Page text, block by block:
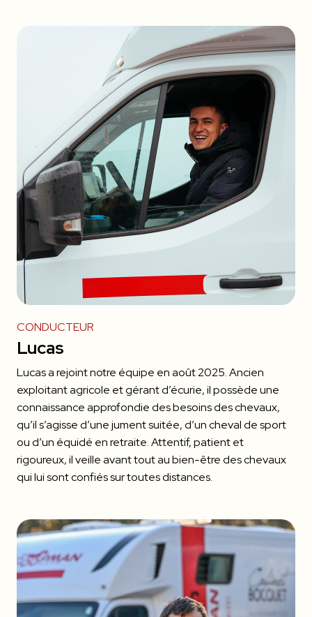
CONDUCTEUR
Lucas
Lucas a rejoint notre équipe en août 2025. Ancien
exploitant agricole et gérant d’écurie, il possède une
connaissance approfondie des besoins des chevaux,
qu’il s’agisse d’une jument suitée, d’un cheval de sport
ou d’un équidé en retraite. Attentif, patient et
rigoureux, il veille avant tout au bien-être des chevaux
qui lui sont confiés sur toutes distances.